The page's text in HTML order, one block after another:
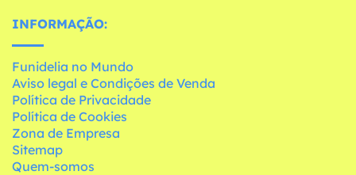
INFORMAÇÃO:
Funidelia no Mundo
Aviso legal e Condições de Venda
Política de Privacidade
Política de Cookies
Zona de Empresa
Sitemap
Quem-somos